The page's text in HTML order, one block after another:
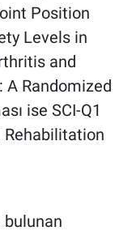
Position
Levels in
and
Randomized
ise SCI-Q1